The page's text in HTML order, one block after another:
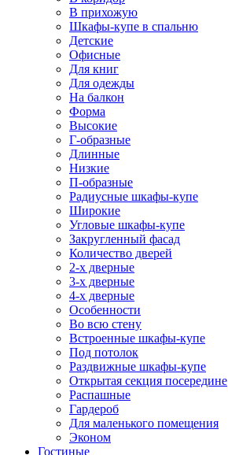
В прихожую
Шкафы-купе в спальню
Детские
Офисные
Для книг
Для одежды
На балкон
Форма
Высокие
Г-образные
Длинные
Низкие
П-образные
Радиусные шкафы-купе
Широкие
Угловые шкафы-купе
Закругленный фасад
Количество дверей
2-х дверные
3-х дверные
4-х дверные
Особенности
Во всю стену
Встроенные шкафы-купе
Под потолок
Раздвижные шкафы-купе
Открытая секция посередине
Распашные
Гардероб
Для маленького помещения
Эконом
Гостиные